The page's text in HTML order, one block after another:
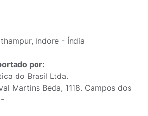
Indore - Índia
por:
do Brasil Ltda.
Martins Beda, 1118. Campos dos
-